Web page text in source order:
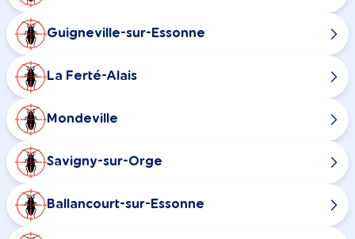
Guigneville-sur-Essonne
La Ferté-Alais
Mondeville
Savigny-sur-Orge
Ballancourt-sur-Essonne